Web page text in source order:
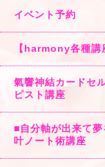
イベント予約
【harmony各種講
氣響神結カードセ
ピスト講座
■自分軸が出来て
叶ノート術講座